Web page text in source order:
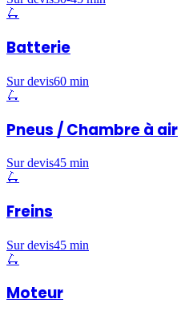
🛴
Batterie
Sur devis60 min
🛴
Pneus / Chambre à air
Sur devis45 min
🛴
Freins
Sur devis45 min
🛴
Moteur